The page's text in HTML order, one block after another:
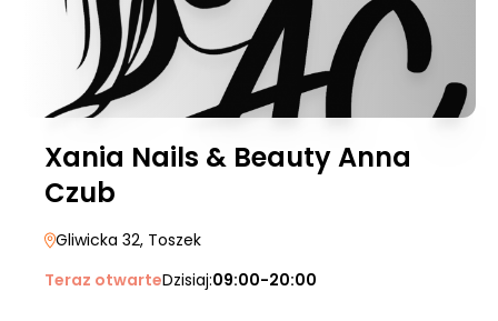
Xania Nails & Beauty Anna
Czub
Gliwicka 32, Toszek
Teraz otwarteDzisiaj:09:00-20:00